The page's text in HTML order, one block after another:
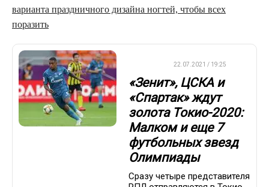
варианта праздничного дизайна ногтей, чтобы всех
поразить
22.07.2021 / 19:25
«Зенит», ЦСКА и
«Спартак» ждут
золота Токио-2020:
Малком и еще 7
футбольных звезд
Олимпиады
Сразу четыре представителя